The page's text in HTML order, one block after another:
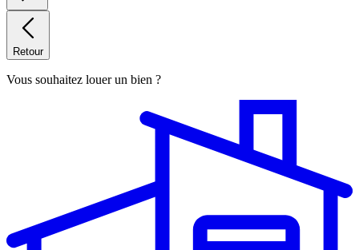
Retour
Vous souhaitez louer un bien ?